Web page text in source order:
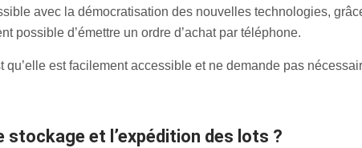
avec la démocratisation des nouvelles technologies,
possible d’émettre un ordre d’achat par téléphone.
qu’elle est facilement accessible et ne demande pas
stockage et l’expédition des lots ?